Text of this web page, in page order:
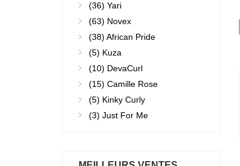
(36) Yari
(63) Novex
(38) African Pride
(5) Kuza
(10) DevaCurl
(15) Camille Rose
(5) Kinky Curly
(3) Just For Me